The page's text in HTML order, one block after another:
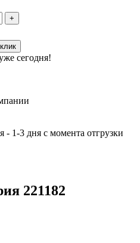
+
- 1-3 дня с момента отгрузки
221182